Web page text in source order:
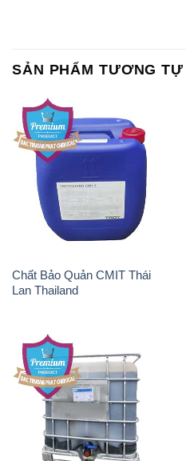
SẢN PHẨM TƯƠNG TỰ
Chất Bảo Quản CMIT Thái
Lan Thailand